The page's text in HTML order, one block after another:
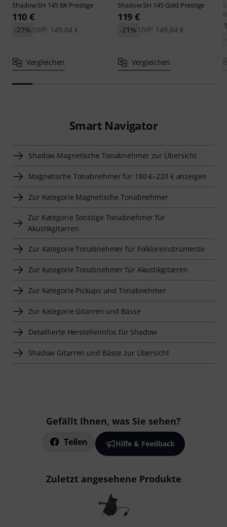
ShadowSH 145 BK Prestige
110 €
UVP: 149,84 €
-27%
Vergleichen
ShadowSH 145 Gold Prestige
119 €
UVP: 149,84 €
-21%
Vergleichen
Smart Navigator
Shadow Magnetische Tonabnehmer zur Übersicht
Magnetische Tonabnehmer für 180 €–220 € anzeigen
Zur Kategorie Magnetische Tonabnehmer
Zur Kategorie Sonstige Tonabnehmer für
Akustikgitarren
Zur Kategorie Tonabnehmer für Folkloreinstrumente
Zur Kategorie Tonabnehmer für Akustikgitarren
Zur Kategorie Pickups und Tonabnehmer
Zur Kategorie Gitarren und Bässe
Detaillierte Herstellerinfos für Shadow
Shadow Gitarren und Bässe zur Übersicht
Gefällt Ihnen, was Sie sehen?
Teilen Hilfe & Feedback
Zuletzt angesehene Produkte